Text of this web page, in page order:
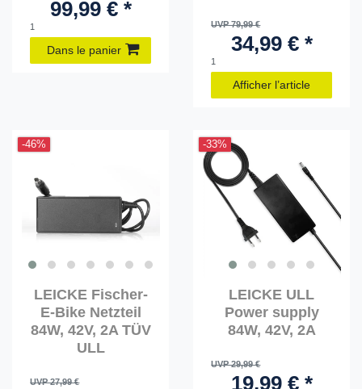
99,99 € *
1
Dans le panier
UVP 79,99 €
34,99 € *
1
Afficher l’article
-46%
LEICKE Fischer-
E-Bike Netzteil
84W, 42V, 2A TÜV
ULL
UVP 27,99 €
-33%
LEICKE ULL
Power supply
84W, 42V, 2A
UVP 29,99 €
19,99 € *